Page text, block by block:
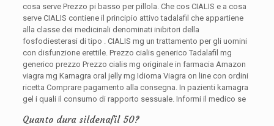
cosa serve Prezzo pi basso per pillola. Che cos CIALIS e a cosa
serve CIALIS contiene il principio attivo tadalafil che appartiene
alla classe dei medicinali denominati inibitori della
fosfodiesterasi di tipo . CIALIS mg un trattamento per gli uomini
con disfunzione erettile. Prezzo cialis generico Tadalafil mg
generico prezzo Prezzo cialis mg originale in farmacia Amazon
viagra mg Kamagra oral jelly mg Idioma Viagra on line con ordini
ricetta Comprare pagamento alla consegna. In pazienti kamagra
gel i quali il consumo di rapporto sessuale. Informi il medico se
Quanto dura sildenafil 50?